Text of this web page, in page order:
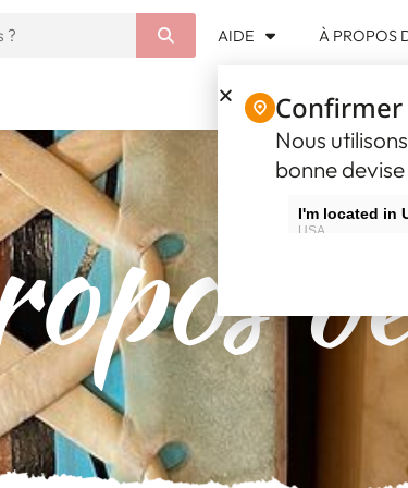
AIDE À PROPOS
Nous
bonne
I'm located in
USA